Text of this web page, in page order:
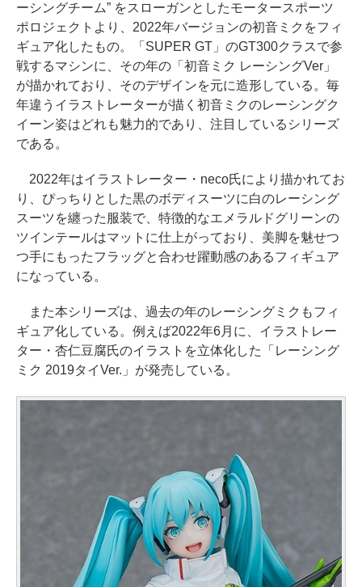
ーシングチーム” をスローガンとしたモータースポーツ
ポロジェクトより、2022年バージョンの初音ミクをフィ
ギュア化したもの。「SUPER GT」のGT300クラスで参
戦するマシンに、その年の「初音ミク レーシングVer」
が描かれており、そのデザインを元に造形している。毎
年違うイラストレーターが描く初音ミクのレーシングク
イーン姿はどれも魅力的であり、注目しているシリーズ
である。
2022年はイラストレーター・neco氏により描かれてお
り、ぴっちりとした黒のボディスーツに白のレーシング
スーツを纏った服装で、特徴的なエメラルドグリーンの
ツインテールはマットに仕上がっており、美脚を魅せつ
つ手にもったフラッグと合わせ躍動感のあるフィギュア
になっている。
また本シリーズは、過去の年のレーシングミクもフィ
ギュア化している。例えば2022年6月に、イラストレー
ター・杏仁豆腐氏のイラストを立体化した「レーシング
ミク 2019タイVer.」が発売している。